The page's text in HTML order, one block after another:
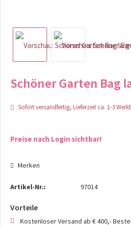
Schöner Garten Bag
Sofort versandfertig, Lieferzeit ca. 1-3
Preise nach Login sichtbar!
Merken
Artikel-Nr.: 97014
Vorteile
Kostenloser Versand ab € 400,-